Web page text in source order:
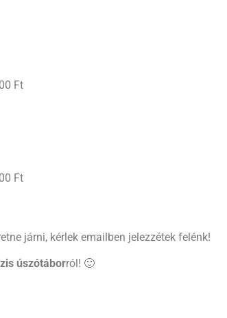
Ft
Ft
járni, kérlek emailben jelezzétek felénk!
úszótáborról! 🙂